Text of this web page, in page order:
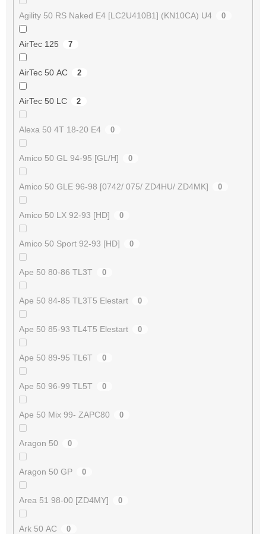
Agility 50 RS Naked E4 [LC2U410B1] (KN10CA) U4 0
AirTec 125 7
AirTec 50 AC 2
AirTec 50 LC 2
Alexa 50 4T 18-20 E4 0
Amico 50 GL 94-95 [GL/H] 0
Amico 50 GLE 96-98 [0742/ 075/ ZD4HU/ ZD4MK] 0
Amico 50 LX 92-93 [HD] 0
Amico 50 Sport 92-93 [HD] 0
Ape 50 80-86 TL3T 0
Ape 50 84-85 TL3T5 Elestart 0
Ape 50 85-93 TL4T5 Elestart 0
Ape 50 89-95 TL6T 0
Ape 50 96-99 TL5T 0
Ape 50 Mix 99- ZAPC80 0
Aragon 50 0
Aragon 50 GP 0
Area 51 98-00 [ZD4MY] 0
Ark 50 AC 0